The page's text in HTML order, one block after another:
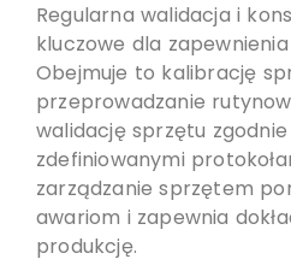
Regularna walidacja i
kluczowe dla
Obejmuje to kalibrację
przeprowadzanie
walidację sprzętu
zdefiniowanymi
zarządzanie sprzętem
awariom i zapewnia
produkcję.